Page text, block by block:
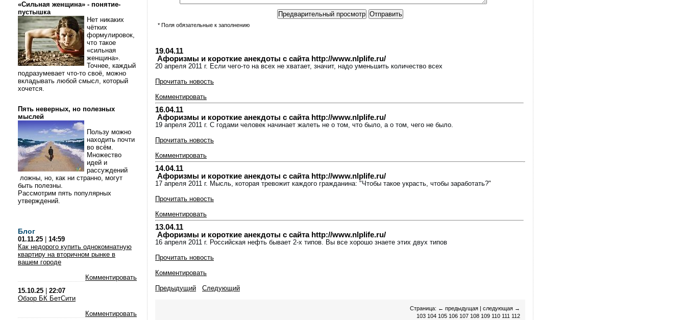
«Сильная женщина» - понятие-
пустышка
Нет никаких
чётких
формулировок,
что такое
«сильная
женщина».
Точнее, каждый
подразумевает что-то своё, можно
вкладывать любой смысл, который
хочется.
Пять неверных, но полезных
мыслей
Пользу можно
находить почти
во всём.
Множество
идей и
рассуждений
ложны, но, как ни странно, могут
быть полезны.
Рассмотрим пять популярных
утверждений.
Блог
01.11.25
14:59
Как недорого купить однокомнатную
квартиру на вторичном рынке в
вашем городе
Комментировать
15.10.25
22:07
Обзор БК БетСити
Комментировать
* Поля обязательные к заполнению
19.04.11
Афоризмы и короткие анекдоты с сайта http://www.nlplife.ru/
20 апреля 2011 г. Если чего-то на всех не хватает, значит, надо уменьшить количество всех
Прочитать новость
Комментировать
16.04.11
Афоризмы и короткие анекдоты с сайта http://www.nlplife.ru/
19 апреля 2011 г. С годами человек начинает жалеть не о том, что было, а о том, чего не было.
Прочитать новость
Комментировать
14.04.11
Афоризмы и короткие анекдоты с сайта http://www.nlplife.ru/
17 апреля 2011 г. Мысль, которая тревожит каждого гражданина: "Чтобы такое украсть, чтобы заработать?"
Прочитать новость
Комментировать
13.04.11
Афоризмы и короткие анекдоты с сайта http://www.nlplife.ru/
16 апреля 2011 г. Российская нефть бывает 2-х типов. Вы все хорошо знаете этих двух типов
Прочитать новость
Комментировать
Предыдущий
Следующий
Страница: ← предыдущая | следующая →
103 104 105 106 107 108 109 110 111 112